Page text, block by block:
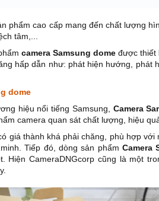
phẩm cao cấp mang đến chất lượng
tâm,...
camera Samsung dome được thiết
hấp dẫn như: phát hiện hướng, phát
dome
hiệu nổi tiếng Samsung, Camera
camera quan sát chất lượng, hiệu
giá thành khá phải chăng, phù hợp với
Tiếp đó, dòng sản phẩm Camera
Hiện CameraDNGcorp cũng là một